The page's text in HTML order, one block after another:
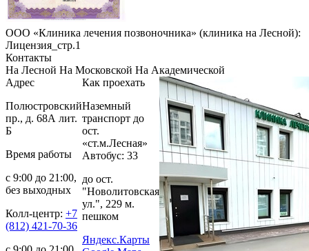
ООО «Клиника лечения позвоночника» (клиника на Лесной):
Лицензия_стр.1
Контакты
На Лесной На Московской На Академической
Адрес
Полюстровский
пр., д. 68А лит.
Б
Время работы
с 9:00 до 21:00,
без выходных
Колл-центр: +7
(812) 421-70-36
Как проехать
Наземный
транспорт до
ост.
«ст.м.Лесная»
Автобус: 33
до ост.
"Новолитовская
ул.", 229 м.
пешком
Яндекс.Карты